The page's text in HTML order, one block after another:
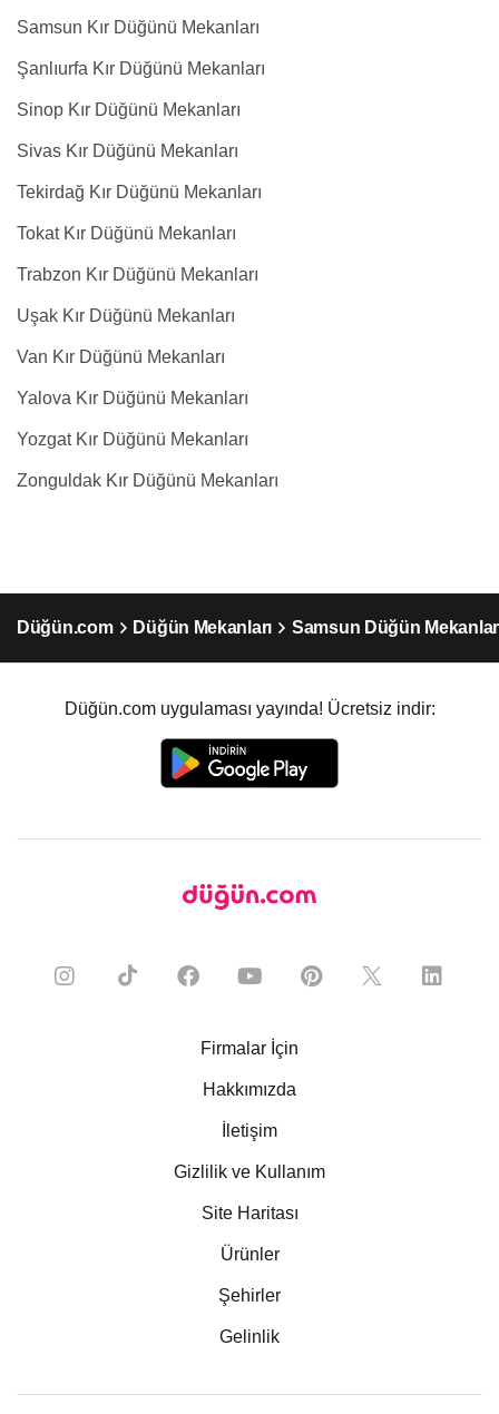
Samsun Kır Düğünü Mekanları
Şanlıurfa Kır Düğünü Mekanları
Sinop Kır Düğünü Mekanları
Sivas Kır Düğünü Mekanları
Tekirdağ Kır Düğünü Mekanları
Tokat Kır Düğünü Mekanları
Trabzon Kır Düğünü Mekanları
Uşak Kır Düğünü Mekanları
Van Kır Düğünü Mekanları
Yalova Kır Düğünü Mekanları
Yozgat Kır Düğünü Mekanları
Zonguldak Kır Düğünü Mekanları
Düğün.com Düğün Mekanları Samsun Düğün
Düğün.com uygulaması yayında! Ücretsiz indir:
Firmalar İçin
Hakkımızda
İletişim
Gizlilik ve Kullanım
Site Haritası
Ürünler
Şehirler
Gelinlik